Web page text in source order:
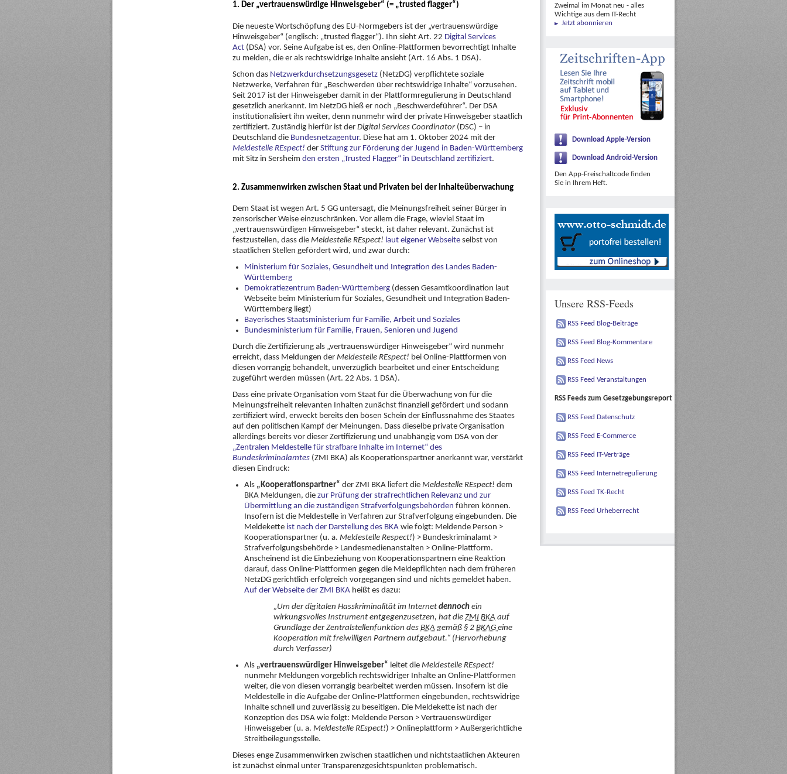
1. Der „vertrauenswürdige Hinweisgeber“ (= „trusted flagger“)
Die neueste Wortschöpfung des EU-Normgebers ist der „vertrauenswürdige
Hinweisgeber“ (englisch: „trusted flagger“). Ihn sieht Art. 22 Digital Services
Act (DSA) vor. Seine Aufgabe ist es, den Online-Plattformen bevorrechtigt Inhalte
zu melden, die er als rechtswidrige Inhalte ansieht (Art. 16 Abs. 1 DSA).
Schon das Netzwerkdurchsetzungsgesetz (NetzDG) verpflichtete soziale
Netzwerke, Verfahren für „Beschwerden über rechtswidrige Inhalte“ vorzusehen.
Seit 2017 ist der Hinweisgeber damit in der Plattformregulierung in Deutschland
gesetzlich anerkannt. Im NetzDG hieß er noch „Beschwerdeführer“. Der DSA
institutionalisiert ihn weiter, denn nunmehr wird der private Hinweisgeber staatlich
zertifiziert. Zuständig hierfür ist der Digital Services Coordinator(DSC) – in
Deutschland die Bundesnetzagentur. Diese hat am 1. Oktober 2024 mit der
Meldestelle REspect! der Stiftung zur Förderung der Jugend in Baden-Württemberg
mit Sitz in Sersheim den ersten „Trusted Flagger“ in Deutschland zertifiziert.
2. Zusammenwirken zwischen Staat und Privaten bei der Inhalteüberwachung
Dem Staat ist wegen Art. 5 GG untersagt, die Meinungsfreiheit seiner Bürger in
zensorischer Weise einzuschränken. Vor allem die Frage, wieviel Staat im
„vertrauenswürdigen Hinweisgeber“ steckt, ist daher relevant. Zunächst ist
festzustellen, dass die Meldestelle REspect! laut eigener Webseite selbst von
staatlichen Stellen gefördert wird, und zwar durch:
Ministerium für Soziales, Gesundheit und Integration des Landes Baden-
Württemberg
Demokratiezentrum Baden-Württemberg (dessen Gesamtkoordination laut
Webseite beim Ministerium für Soziales, Gesundheit und Integration Baden-
Württemberg liegt)
Bayerisches Staatsministerium für Familie, Arbeit und Soziales
Bundesministerium für Familie, Frauen, Senioren und Jugend
Durch die Zertifizierung als „vertrauenswürdiger Hinweisgeber“ wird nunmehr
erreicht, dass Meldungen der Meldestelle REspect! bei Online-Plattformen von
diesen vorrangig behandelt, unverzüglich bearbeitet und einer Entscheidung
zugeführt werden müssen (Art. 22 Abs. 1 DSA).
Dass eine private Organisation vom Staat für die Überwachung von für die
Meinungsfreiheit relevanten Inhalten zunächst finanziell gefördert und sodann
zertifiziert wird, erweckt bereits den bösen Schein der Einflussnahme des Staates
auf den politischen Kampf der Meinungen. Dass dieselbe private Organisation
allerdings bereits vor dieser Zertifizierung und unabhängig vom DSA von der
„Zentralen Meldestelle für strafbare Inhalte im Internet“ des
Bundeskriminalamtes (ZMI BKA) als Kooperationspartner anerkannt war, verstärkt
diesen Eindruck:
Als „Kooperationspartner“ der ZMI BKA liefert die Meldestelle REspect! dem
BKA Meldungen, die zur Prüfung der strafrechtlichen Relevanz und zur
Übermittlung an die zuständigen Strafverfolgungsbehörden führen können.
Insofern ist die Meldestelle in Verfahren zur Strafverfolgung eingebunden. Die
Meldekette ist nach der Darstellung des BKA wie folgt: Meldende Person >
Kooperationspartner (u. a. Meldestelle Respect!) > Bundeskriminalamt >
Strafverfolgungsbehörde > Landesmedienanstalten > Online-Plattform.
Anscheinend ist die Einbeziehung von Kooperationspartnern eine Reaktion
darauf, dass Online-Plattformen gegen die Meldepflichten nach dem früheren
NetzDG gerichtlich erfolgreich vorgegangen sind und nichts gemeldet haben.
Auf der Webseite der ZMI BKA heißt es dazu:
„Um der digitalen Hasskriminalität im Internet dennoch ein
wirkungsvolles Instrument entgegenzusetzen, hat die ZMI BKA auf
Grundlage der Zentralstellenfunktion des BKA gemäß § 2 BKAGeine
Kooperation mit freiwilligen Partnern aufgebaut.“ (Hervorhebung
durch Verfasser)
Als „vertrauenswürdiger Hinweisgeber“ leitet die Meldestelle REspect!
nunmehr Meldungen vorgeblich rechtswidriger Inhalte an Online-Plattformen
weiter, die von diesen vorrangig bearbeitet werden müssen. Insofern ist die
Meldestelle in die Aufgabe der Online-Plattformen eingebunden, rechtswidrige
Inhalte schnell und zuverlässig zu beseitigen. Die Meldekette ist nach der
Konzeption des DSA wie folgt: Meldende Person > Vertrauenswürdiger
Hinweisgeber (u. a. Meldestelle REspect!) > Onlineplattform > Außergerichtliche
Streitbeilegungsstelle.
Dieses enge Zusammenwirken zwischen staatlichen und nichtstaatlichen Akteuren
ist zunächst einmal unter Transparenzgesichtspunkten problematisch.
Zweimal im Monat neu - alles
Wichtige aus dem IT-Recht
Jetzt abonnieren
Download Apple-Version
Download Android-Version
Den App-Freischaltcode finden
Sie in Ihrem Heft.
Unsere RSS-Feeds
RSS Feed Blog-Beiträge
RSS Feed Blog-Kommentare
RSS Feed News
RSS Feed Veranstaltungen
RSS Feeds zum Gesetzgebungsreport
RSS Feed Datenschutz
RSS Feed E-Commerce
RSS Feed IT-Verträge
RSS Feed Internetregulierung
RSS Feed TK-Recht
RSS Feed Urheberrecht